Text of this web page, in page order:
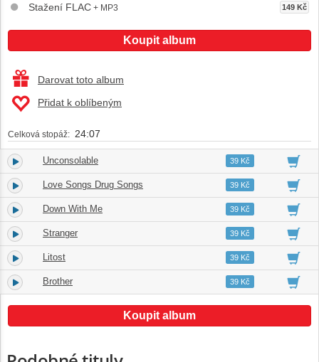
Stažení FLAC + MP3 149 Kč
Koupit album
Darovat toto album
Přidat k oblíbeným
Celková stopáž: 24:07
1. Unconsolable 03:3739 Kč
2. Love Songs Drug Songs 03:4039 Kč
3. Down With Me 03:3839 Kč
4. Stranger 04:0339 Kč
5. Litost 05:2139 Kč
6. Brother 03:4839 Kč
Koupit album